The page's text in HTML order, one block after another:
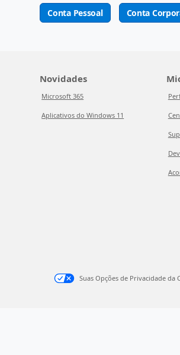
Conta Pessoal Conta
Novidades
Microsoft 365
Aplicativos do Windows 11
Suas Opções de Privacidade da